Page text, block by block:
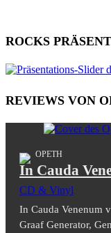
ROCKS
REVIEWS VON
OPETH
In Cauda
CD & Vinyl
In Cauda Venenum
Graaf Generator,